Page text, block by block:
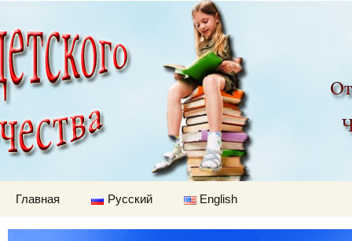
Детский мир
Главная Русский English